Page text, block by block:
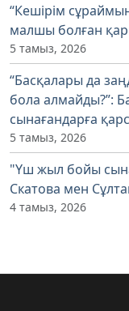
“Кешірім
малшы болған
5 тамыз, 2026
“Басқалары да
бола алмайды?”:
сынағандарға
5 тамыз, 2026
"Үш жыл бойы
Скатова мен
4 тамыз, 2026